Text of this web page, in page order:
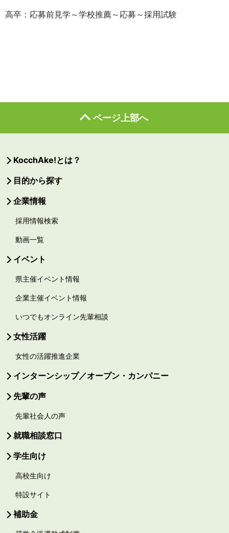
高卒：応募前見学～学校推薦～応募～採用試験
ページ上部へ
KocchAke!とは？
目的から探す
企業情報
採用情報検索
動画一覧
イベント
県主催イベント情報
企業主催イベント情報
いつでもオンライン先輩相談
女性活躍
女性の活躍推進企業
インターンシップ／オープン・カンパニー
先輩の声
先輩社会人の声
就職相談窓口
学生向け
高校生向け
特設サイト
補助金